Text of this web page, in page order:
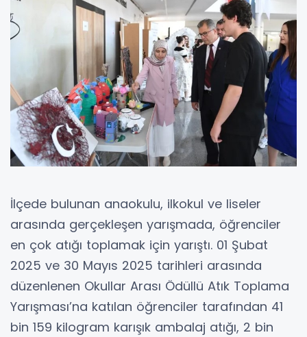
İlçede bulunan anaokulu, ilkokul ve liseler
arasında gerçekleşen yarışmada, öğrenciler
en çok atığı toplamak için yarıştı. 01 Şubat
2025 ve 30 Mayıs 2025 tarihleri arasında
düzenlenen Okullar Arası Ödüllü Atık Toplama
Yarışması’na katılan öğrenciler tarafından 41
bin 159 kilogram karışık ambalaj atığı, 2 bin